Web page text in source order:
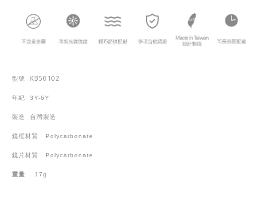
型號 KB50102
年紀 3Y-6Y
製造 台灣製造
鏡框材質 Polycarbonate
鏡片材質 Polycarbonate
重量 17g